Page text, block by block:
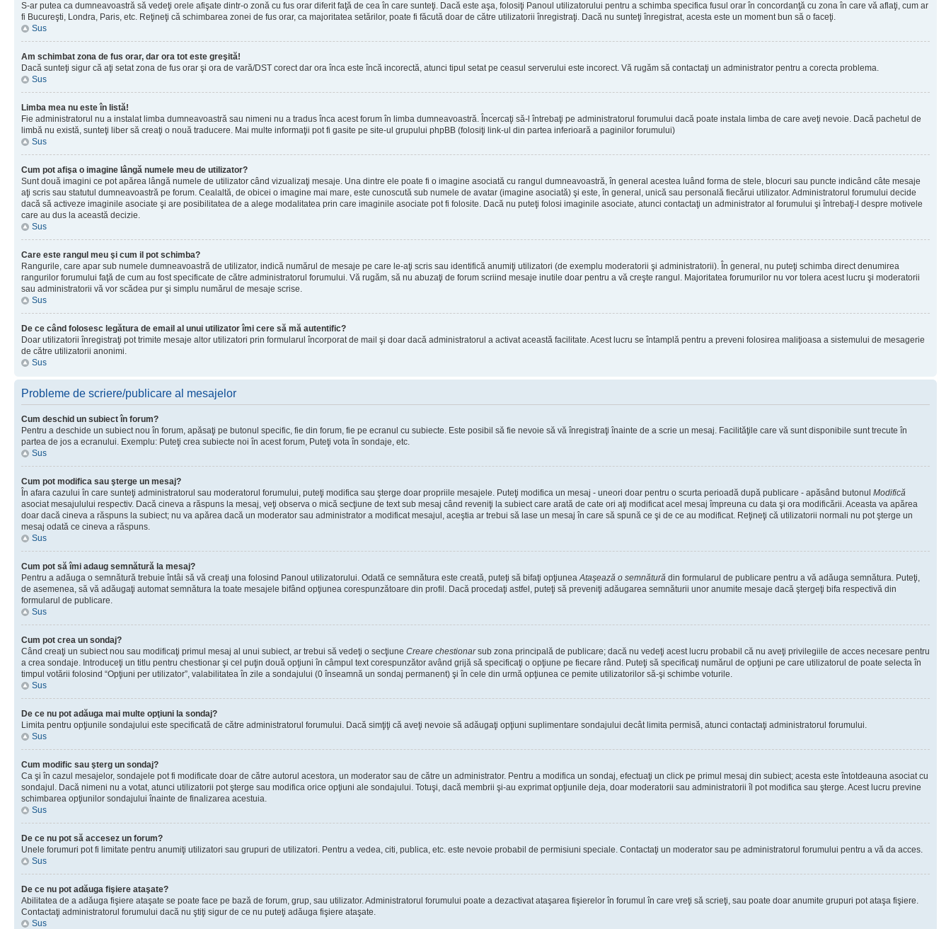
S-ar putea ca dumneavoastră să vedeţi orele afişate dintr-o zonă cu fus orar diferit faţă de cea în care sunteţi. Dacă este aşa, folosiţi Panoul utilizatorului pentru a schimba specifica fusul orar în concordanţă cu zona în care vă aflaţi, cum ar
fi Bucureşti, Londra, Paris, etc. Reţineţi că schimbarea zonei de fus orar, ca majoritatea setărilor, poate fi făcută doar de către utilizatorii înregistraţi. Dacă nu sunteţi înregistrat, acesta este un moment bun să o faceţi.
Sus
Am schimbat zona de fus orar, dar ora tot este greşită!
Dacă sunteţi sigur că aţi setat zona de fus orar şi ora de vară/DST corect dar ora înca este încă incorectă, atunci tipul setat pe ceasul serverului este incorect. Vă rugăm să contactaţi un administrator pentru a corecta problema.
Sus
Limba mea nu este în listă!
Fie administratorul nu a instalat limba dumneavoastră sau nimeni nu a tradus înca acest forum în limba dumneavoastră. Încercaţi să-l întrebaţi pe administratorul forumului dacă poate instala limba de care aveţi nevoie. Dacă pachetul de
limbă nu există, sunteţi liber să creaţi o nouă traducere. Mai multe informaţii pot fi gasite pe site-ul grupului phpBB (folosiţi link-ul din partea inferioară a paginilor forumului)
Sus
Cum pot afişa o imagine lângă numele meu de utilizator?
Sunt două imagini ce pot apărea lângă numele de utilizator când vizualizaţi mesaje. Una dintre ele poate fi o imagine asociată cu rangul dumneavoastră, în general acestea luând forma de stele, blocuri sau puncte indicând câte mesaje
aţi scris sau statutul dumneavoastră pe forum. Cealaltă, de obicei o imagine mai mare, este cunoscută sub numele de avatar (imagine asociată) şi este, în general, unică sau personală fiecărui utilizator. Administratorul forumului decide
dacă să activeze imaginile asociate şi are posibilitatea de a alege modalitatea prin care imaginile asociate pot fi folosite. Dacă nu puteţi folosi imaginile asociate, atunci contactaţi un administrator al forumului şi întrebaţi-l despre motivele
care au dus la această decizie.
Sus
Care este rangul meu şi cum il pot schimba?
Rangurile, care apar sub numele dumneavoastră de utilizator, indică numărul de mesaje pe care le-aţi scris sau identifică anumiţi utilizatori (de exemplu moderatorii şi administratorii). În general, nu puteţi schimba direct denumirea
rangurilor forumului faţă de cum au fost specificate de către administratorul forumului. Vă rugăm, să nu abuzaţi de forum scriind mesaje inutile doar pentru a vă creşte rangul. Majoritatea forumurilor nu vor tolera acest lucru şi moderatorii
sau administratorii vă vor scădea pur şi simplu numărul de mesaje scrise.
Sus
De ce când folosesc legătura de email al unui utilizator îmi cere să mă autentific?
Doar utilizatorii înregistraţi pot trimite mesaje altor utilizatori prin formularul încorporat de mail şi doar dacă administratorul a activat această facilitate. Acest lucru se întamplă pentru a preveni folosirea maliţioasa a sistemului de mesagerie
de către utilizatorii anonimi.
Sus
Probleme de scriere/publicare al mesajelor
Cum deschid un subiect în forum?
Pentru a deschide un subiect nou în forum, apăsaţi pe butonul specific, fie din forum, fie pe ecranul cu subiecte. Este posibil să fie nevoie să vă înregistraţi înainte de a scrie un mesaj. Facilităţile care vă sunt disponibile sunt trecute în
partea de jos a ecranului. Exemplu: Puteţi crea subiecte noi în acest forum, Puteţi vota în sondaje, etc.
Sus
Cum pot modifica sau şterge un mesaj?
În afara cazului în care sunteţi administratorul sau moderatorul forumului, puteţi modifica sau şterge doar propriile mesajele. Puteţi modifica un mesaj - uneori doar pentru o scurta perioadă după publicare - apăsând butonul Modifică
asociat mesajulului respectiv. Dacă cineva a răspuns la mesaj, veţi observa o mică secţiune de text sub mesaj când reveniţi la subiect care arată de cate ori aţi modificat acel mesaj împreuna cu data şi ora modificării. Aceasta va apărea
doar dacă cineva a răspuns la subiect; nu va apărea dacă un moderator sau administrator a modificat mesajul, aceştia ar trebui să lase un mesaj în care să spună ce şi de ce au modificat. Reţineţi că utilizatorii normali nu pot şterge un
mesaj odată ce cineva a răspuns.
Sus
Cum pot să îmi adaug semnătură la mesaj?
Pentru a adăuga o semnătură trebuie întâi să vă creaţi una folosind Panoul utilizatorului. Odată ce semnătura este creată, puteţi să bifaţi opţiuneaAtaşează o semnătură din formularul de publicare pentru a vă adăuga semnătura. Puteţi,
de asemenea, să vă adăugaţi automat semnătura la toate mesajele bifând opţiunea corespunzătoare din profil. Dacă procedaţi astfel, puteţi să preveniţi adăugarea semnăturii unor anumite mesaje dacă ştergeţi bifa respectivă din
formularul de publicare.
Sus
Cum pot crea un sondaj?
Când creaţi un subiect nou sau modificaţi primul mesaj al unui subiect, ar trebui să vedeţi o secţiune Creare chestionarsub zona principală de publicare; dacă nu vedeţi acest lucru probabil că nu aveţi privilegiile de acces necesare pentru
a crea sondaje. Introduceţi un titlu pentru chestionar şi cel puţin două opţiuni în câmpul text corespunzător având grijă să specificaţi o opţiune pe fiecare rând. Puteţi să specificaţi numărul de opţiuni pe care utilizatorul de poate selecta în
timpul votării folosind “Opţiuni per utilizator”, valabilitatea în zile a sondajului (0 înseamnă un sondaj permanent) şi în cele din urmă opţiunea ce pemite utilizatorilor să-şi schimbe voturile.
Sus
De ce nu pot adăuga mai multe opţiuni la sondaj?
Limita pentru opţiunile sondajului este specificată de către administratorul forumului. Dacă simţiţi că aveţi nevoie să adăugaţi opţiuni suplimentare sondajului decât limita permisă, atunci contactaţi administratorul forumului.
Sus
Cum modific sau şterg un sondaj?
Ca şi în cazul mesajelor, sondajele pot fi modificate doar de către autorul acestora, un moderator sau de către un administrator. Pentru a modifica un sondaj, efectuaţi un click pe primul mesaj din subiect; acesta este întotdeauna asociat cu
sondajul. Dacă nimeni nu a votat, atunci utilizatorii pot şterge sau modifica orice opţiuni ale sondajului. Totuşi, dacă membrii şi-au exprimat opţiunile deja, doar moderatorii sau administratorii îl pot modifica sau şterge. Acest lucru previne
schimbarea opţiunilor sondajului înainte de finalizarea acestuia.
Sus
De ce nu pot să accesez un forum?
Unele forumuri pot fi limitate pentru anumiţi utilizatori sau grupuri de utilizatori. Pentru a vedea, citi, publica, etc. este nevoie probabil de permisiuni speciale. Contactaţi un moderator sau pe administratorul forumului pentru a vă da acces.
Sus
De ce nu pot adăuga fişiere ataşate?
Abilitatea de a adăuga fişiere ataşate se poate face pe bază de forum, grup, sau utilizator. Administratorul forumului poate a dezactivat ataşarea fişierelor în forumul în care vreţi să scrieţi, sau poate doar anumite grupuri pot ataşa fişiere.
Contactaţi administratorul forumului dacă nu ştiţi sigur de ce nu puteţi adăuga fişiere ataşate.
Sus